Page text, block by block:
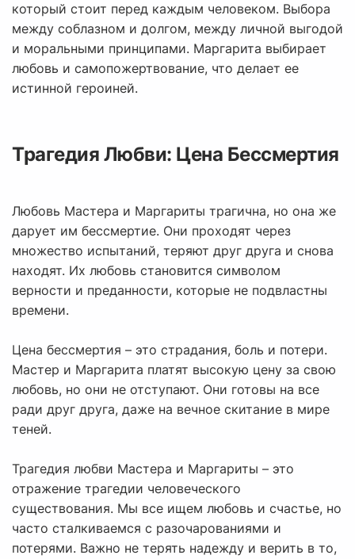
который стоит перед каждым человеком. Выбора
между соблазном и долгом, между личной выгодой
и моральными принципами. Маргарита выбирает
любовь и самопожертвование, что делает ее
истинной героиней.
Трагедия Любви: Цена Бессмертия
Любовь Мастера и Маргариты трагична, но она же
дарует им бессмертие. Они проходят через
множество испытаний, теряют друг друга и снова
находят. Их любовь становится символом
верности и преданности, которые не подвластны
времени.
Цена бессмертия – это страдания, боль и потери.
Мастер и Маргарита платят высокую цену за свою
любовь, но они не отступают. Они готовы на все
ради друг друга, даже на вечное скитание в мире
теней.
Трагедия любви Мастера и Маргариты – это
отражение трагедии человеческого
существования. Мы все ищем любовь и счастье, но
часто сталкиваемся с разочарованиями и
потерями. Важно не терять надежду и верить в то,